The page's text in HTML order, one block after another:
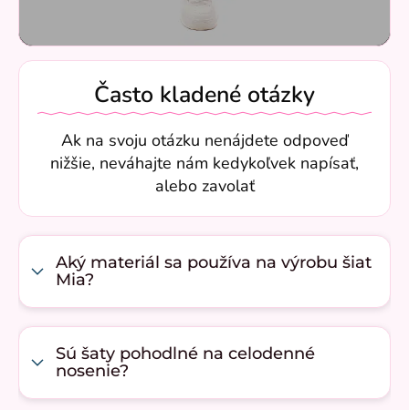
Často kladené otázky
Ak na svoju otázku nenájdete odpoveď
nižšie, neváhajte nám kedykoľvek napísať,
alebo zavolať
Aký materiál sa používa na výrobu šiat
Mia?
Sú šaty pohodlné na celodenné
nosenie?